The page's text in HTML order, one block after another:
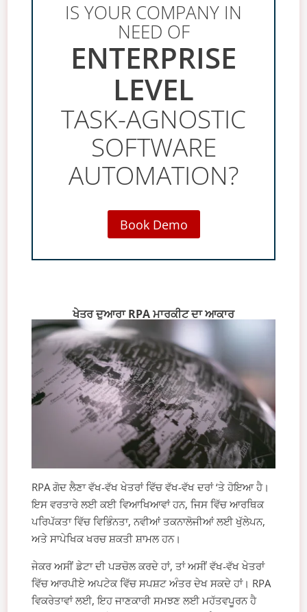
IS YOUR COMPANY IN
NEED OF
ENTERPRISE
LEVEL
TASK-AGNOSTIC
SOFTWARE
AUTOMATION?
Book Demo
ਖੇਤਰ ਦੁਆਰਾ RPA ਮਾਰਕੀਟ ਦਾ ਆਕਾਰ
RPA ਗੋਦ ਲੈਣਾ ਵੱਖ-ਵੱਖ ਖੇਤਰਾਂ ਵਿੱਚ ਵੱਖ-ਵੱਖ ਦਰਾਂ ‘ਤੇ ਹੋਇਆ ਹੈ।
ਇਸ ਵਰਤਾਰੇ ਲਈ ਕਈ ਵਿਆਖਿਆਵਾਂ ਹਨ, ਜਿਸ ਵਿੱਚ ਆਰਥਿਕ
ਪਰਿਪੱਕਤਾ ਵਿੱਚ ਵਿਭਿੰਨਤਾ, ਨਵੀਆਂ ਤਕਨਾਲੋਜੀਆਂ ਲਈ ਖੁੱਲੇਪਨ,
ਅਤੇ ਸਾਪੇਖਿਕ ਖਰਚ ਸ਼ਕਤੀ ਸ਼ਾਮਲ ਹਨ।
ਜੇਕਰ ਅਸੀਂ ਡੇਟਾ ਦੀ ਪੜਚੋਲ ਕਰਦੇ ਹਾਂ, ਤਾਂ ਅਸੀਂ ਵੱਖ-ਵੱਖ ਖੇਤਰਾਂ
ਵਿੱਚ ਆਰਪੀਏ ਅਪਟੇਕ ਵਿੱਚ ਸਪਸ਼ਟ ਅੰਤਰ ਦੇਖ ਸਕਦੇ ਹਾਂ। RPA
ਵਿਕਰੇਤਾਵਾਂ ਲਈ, ਇਹ ਜਾਣਕਾਰੀ ਸਮਝਣ ਲਈ ਮਹੱਤਵਪੂਰਨ ਹੈ